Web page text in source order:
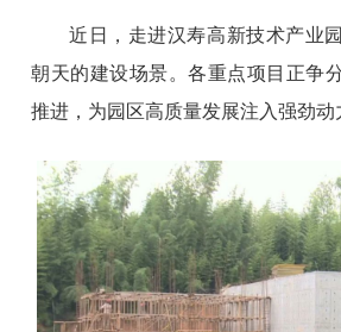
近日，走进汉寿高新技术产业园
朝天的建设场景。各重点项目正争
推进，为园区高质量发展注入强劲动